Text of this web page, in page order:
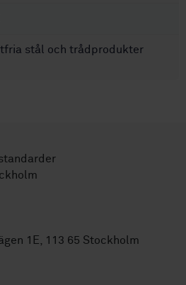
stål och trådprodukter
1E, 113 65 Stockholm